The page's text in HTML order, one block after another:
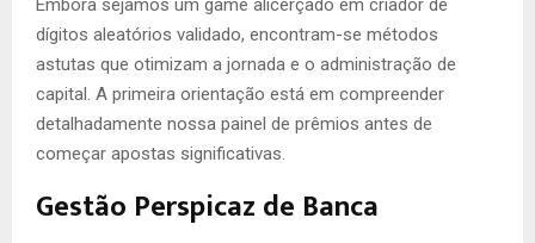
Embora sejamos um game alicerçado em criador de
dígitos aleatórios validado, encontram-se métodos
astutas que otimizam a jornada e o administração de
capital. A primeira orientação está em compreender
detalhadamente nossa painel de prêmios antes de
começar apostas significativas.
Gestão Perspicaz de Banca